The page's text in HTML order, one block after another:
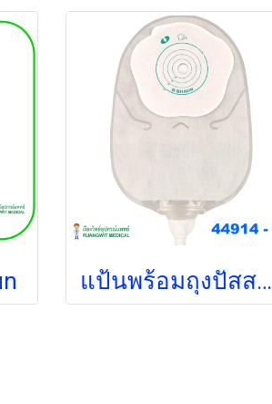
แป้นพร้อมถุงปัสสาวะ B-Braun 12-55 มม. (ขุ่น) (044914) (1 ชิ้น)